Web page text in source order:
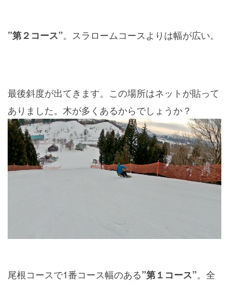
”第２コース”。スラロームコースよりは幅が広い。
最後斜度が出てきます。この場所はネットが貼って
ありました。木が多くあるからでしょうか？
尾根コースで1番コース幅のある”第１コース”。全